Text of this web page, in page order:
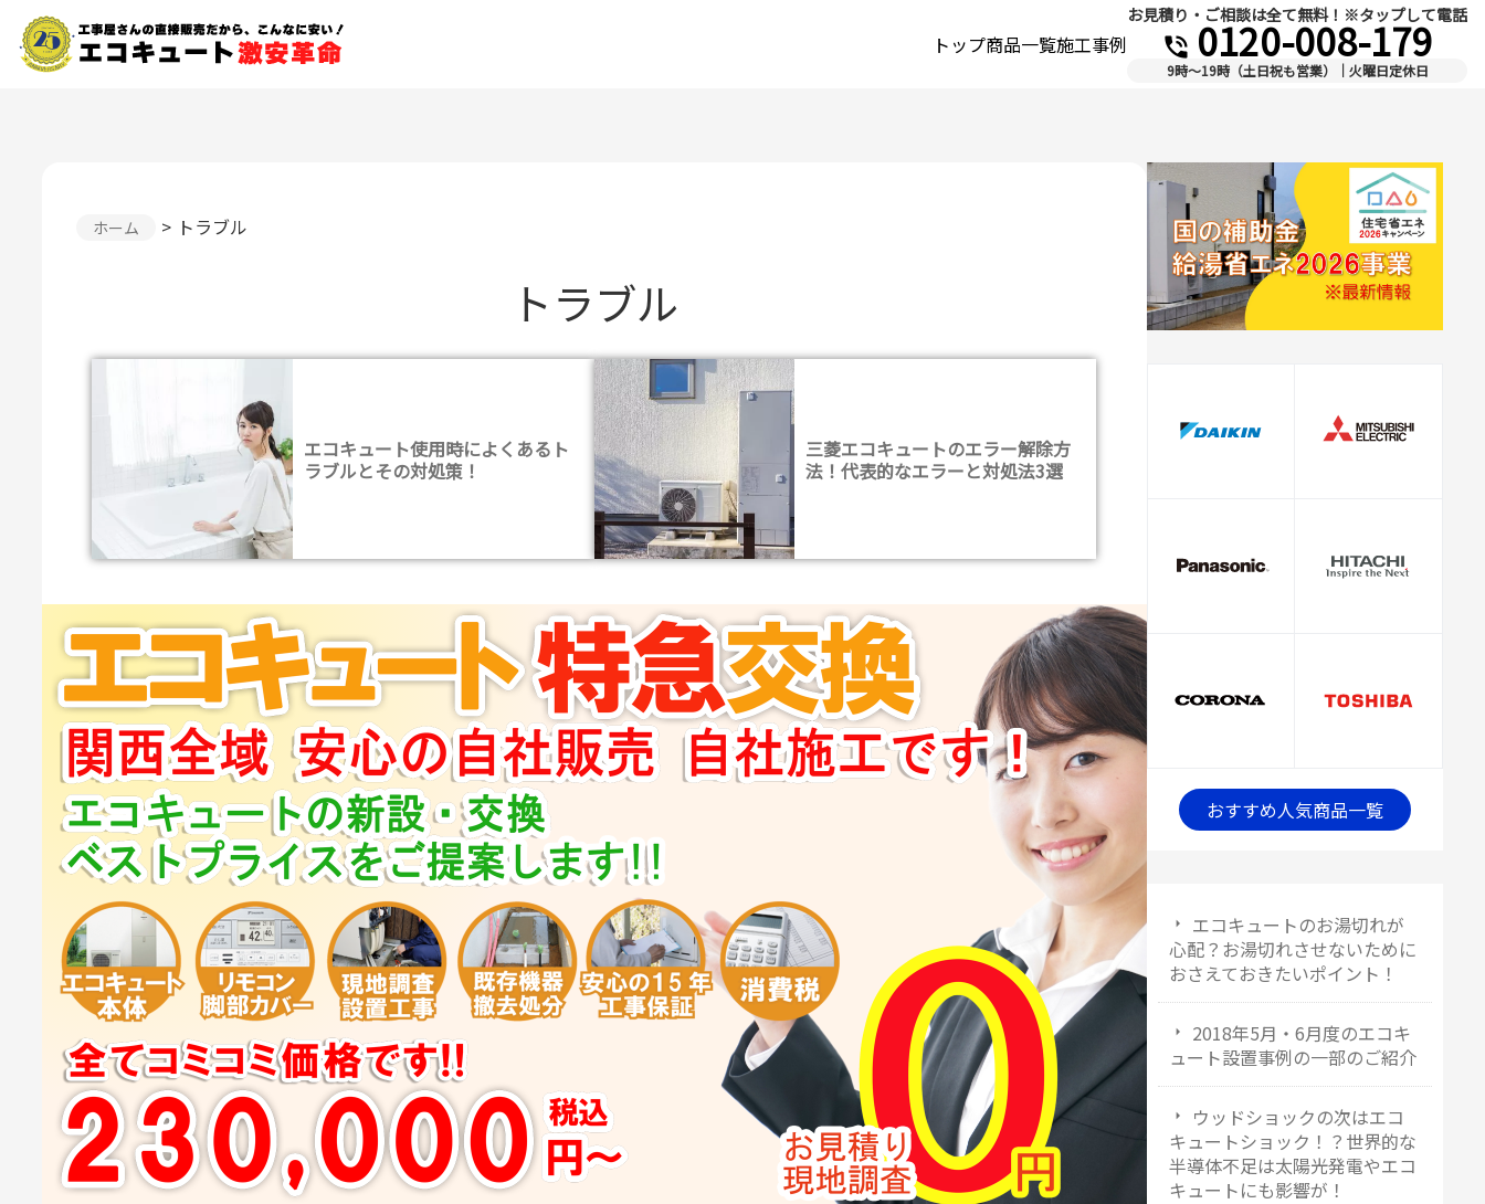
トップ商品一覧施工事例
お見積り・ご相談は全て無料！※タップして電話
phone_in_talk 0120-008-179
9時～19時（土日祝も営業）｜火曜日定休日
ホーム トラブル
トラブル
エコキュート使用時によくあるト
ラブルとその対処策！
三菱エコキュートのエラー解除方
法！代表的なエラーと対処法3選
おすすめ人気商品一覧
エコキュートのお湯切れが
心配？お湯切れさせないために
おさえておきたいポイント！
2018年5月・6月度のエコキ
ュート設置事例の一部のご紹介
ウッドショックの次はエコ
キュートショック！？世界的な
半導体不足は太陽光発電やエコ
キュートにも影響が！